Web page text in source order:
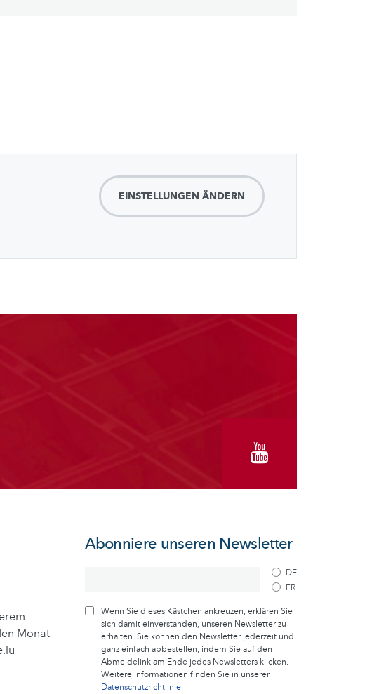
EINSTELLUNGEN ÄNDERN
Monat
Abonniere unseren Newsletter
DE
FR
Wenn Sie dieses Kästchen ankreuzen, erklären Sie
sich damit einverstanden, unseren Newsletter zu
erhalten. Sie können den Newsletter jederzeit und
ganz einfach abbestellen, indem Sie auf den
Abmeldelink am Ende jedes Newsletters klicken.
Weitere Informationen finden Sie in unserer
Datenschutzrichtlinie.